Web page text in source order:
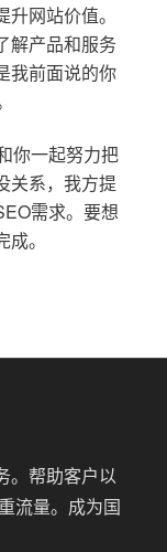
网站价值。
解产品和服务
我前面说的你
你一起努力把
关系，我方提
需求。要想
。
。帮助客户以
流量。成为国